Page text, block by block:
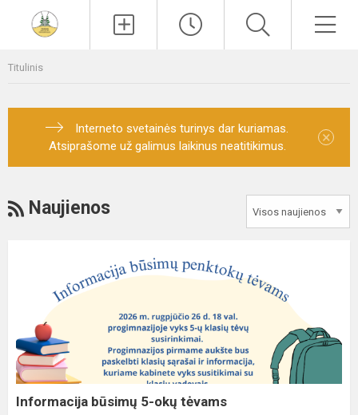
Titulinis
Interneto svetainės turinys dar kuriamas.
Atsiprašome už galimus laikinus neatitikimus.
×
RSS
Naujienos
tėvams
Informacija būsimų 5-okų tėvams